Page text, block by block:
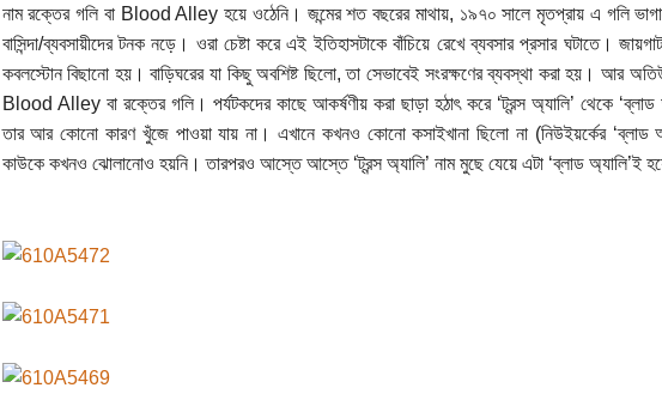
নাম রক্তের গলি বা Blood Alley হয়ে ওঠেনি। জন্মের শত বছরের মাথায়, ১৯৭০ সালে মৃতপ্রায় এ গলি
বাসিন্দা/ব্যবসায়ীদের টনক নড়ে। ওরা চেষ্টা করে এই ইতিহাসটাকে বাঁচিয়ে রেখে ব্যবসার প্রসার ঘটাতে।
কবলস্টোন বিছানো হয়। বাড়িঘরের যা কিছু অবশিষ্ট ছিলো, তা সেভাবেই সংরক্ষণের ব্যবস্থা করা হয়। আর
Blood Alley বা রক্তের গলি। পর্যটকদের কাছে আকর্ষণীয় করা ছাড়া হঠাৎ করে ‘ট্রন্স অ্যালি’ থেকে ‘ব্লাড
তার আর কোনো কারণ খুঁজে পাওয়া যায় না। এখানে কখনও কোনো কসাইখানা ছিলো না (নিউইয়র্কের ‘ব্লাড
কাউকে কখনও ঝোলানোও হয়নি। তারপরও আস্তে আস্তে ‘ট্রন্স অ্যালি’ নাম মুছে যেয়ে এটা ‘ব্লাড অ্যালি’ই